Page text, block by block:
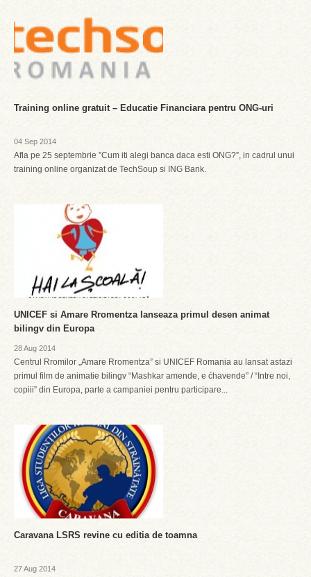
Training online gratuit – Educatie Financiara pentru ONG-uri
04 Sep 2014
Afla pe 25 septembrie ”Cum iti alegi banca daca esti ONG?”, in cadrul unui
training online organizat de TechSoup si ING Bank.
UNICEF si Amare Rromentza lanseaza primul desen animat
bilingv din Europa
28 Aug 2014
Centrul Rromilor „Amare Rromentza” si UNICEF Romania au lansat astazi
primul film de animatie bilingv “Mashkar amende, e ćhavende” / “Intre noi,
copiii” din Europa, parte a campaniei pentru participare...
Caravana LSRS revine cu editia de toamna
27 Aug 2014